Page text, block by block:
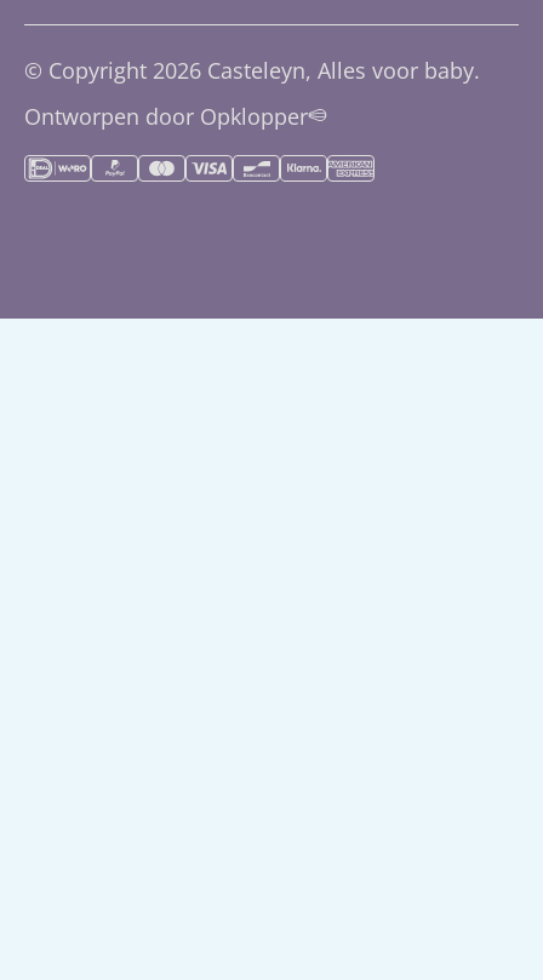
Buggy's
Accessoires
Slapen
Montessori
Herroepingsrecht
0113-227623
© Copyright 2026 Casteleyn, Alles voor baby.
Ontworpen door Opklopper